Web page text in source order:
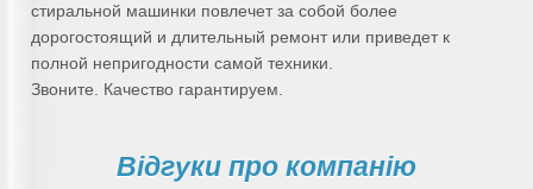
стиральной машинки повлечет за собой более
дорогостоящий и длительный ремонт или приведет к
полной непригодности самой техники.
Звоните. Качество гарантируем.
Відгуки про компанію